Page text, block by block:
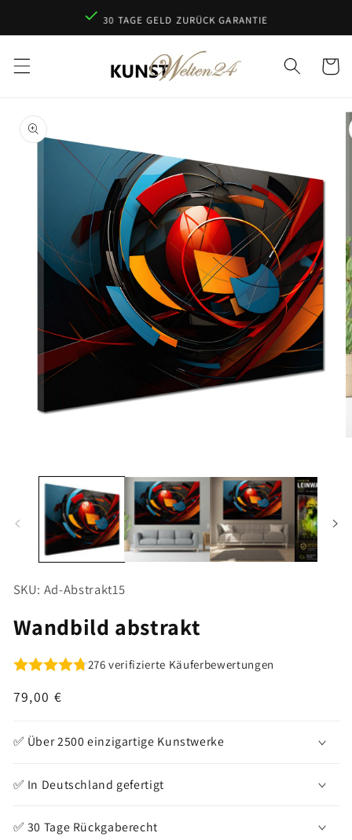
Inhalt
30 TAGE GELD ZURÜCK GARANTIE
Modal
SKU: Ad-Abstrakt15
Wandbild abstrakt
276 verifizierte Käuferbewertungen
Normaler
79,00 €
✅ Über 2500 einzigartige Kunstwerke
✅ In Deutschland gefertigt
✅ 30 Tage Rückgaberecht